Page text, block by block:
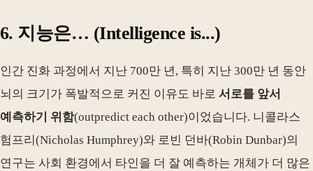
6. 지능은… (Intelligence is...)
인간 진화 과정에서 지난 700만 년, 특히 지난 300만 년 동안
뇌의 크기가 폭발적으로 커진 이유도 바로 서로를 앞서
예측하기 위함(outpredict each other)이었습니다. 니콜라스
험프리(Nicholas Humphrey)와 로빈 던바(Robin Dunbar)의
연구는 사회 환경에서 타인을 더 잘 예측하는 개체가 더 많은